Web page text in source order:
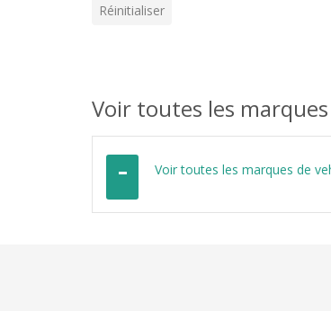
Réinitialiser
Voir toutes les
Voir toutes les marques de